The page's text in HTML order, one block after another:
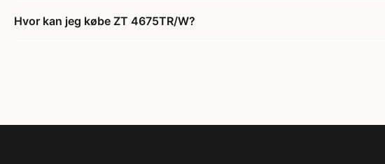
Hvor kan jeg købe ZT 4675TR/W?